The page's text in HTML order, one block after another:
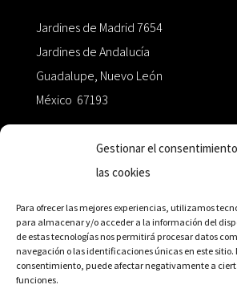
Gestionar el
las cookies
Para ofrecer las mejores experiencias, utilizamos
para almacenar y/o acceder a la información del
de estas tecnologías nos permitirá procesar datos
navegación o las identificaciones únicas en este sitio.
consentimiento, puede afectar negativamente a
funciones.
Jardines de Madrid 7654
Jardines de Andalucía
Guadalupe, Nuevo León
México 67193
+52 811.499.5638
RED DE DISTRIBUCIÓN
Distribuidores en México y Octaedro